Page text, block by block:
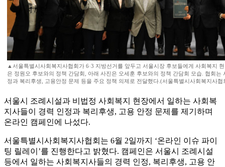
▲서울특별시사회복지사협회가 6·3 지방선거를 앞두고 서울시장 후보들에게 사회복지
은 정원오 후보와의 정책 간담회, 아래 사진은 오세훈 후보와의 정책 간담회 모습. 협회는
정과 복리후생, 고용안정 문제 등을 주요 정책 의제로 전달했다.(서울특별시사회복지사협
서울시 조례시설과 비법정 사회복지 현장에서 일하는 사회복
지사들이 경력 인정과 복리후생, 고용 안정 문제를 제기하며
온라인 캠페인에 나섰다.
서울특별시사회복지사협회는 6월 2일까지 ‘온라인 이슈 파이
팅 릴레이’를 진행한다고 밝혔다. 캠페인은 서울시 조례시설
등에서 일하는 사회복지사들의 경력 인정, 복리후생, 고용 안